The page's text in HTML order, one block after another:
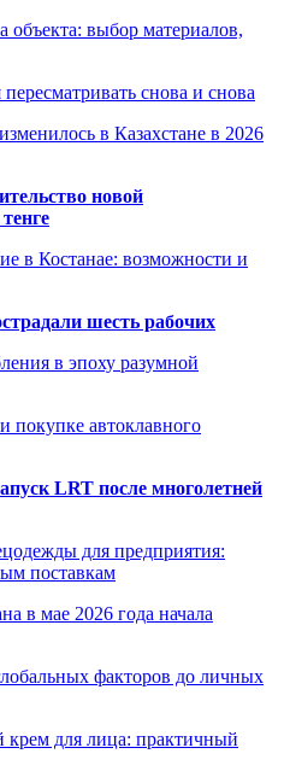
объекта: выбор материалов,
снова и снова
в Казахстане в 2026
новой
в Костанае: возможности и
шесть рабочих
в эпоху разумной
покупке автоклавного
LRT после многолетней
для предприятия:
поставкам
в мае 2026 года начала
факторов до личных
для лица: практичный